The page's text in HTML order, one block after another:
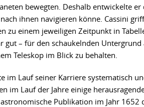
bewegten. Deshalb entwickelte er
ihnen navigieren könne. Cassini griff
zu einem jeweiligen Zeitpunkt in
gut – für den schaukelnden Untergrund
Teleskop im Blick zu behalten.
im Lauf seiner Karriere systematisch
im Lauf der Jahre einige
Publikation im Jahr 1652